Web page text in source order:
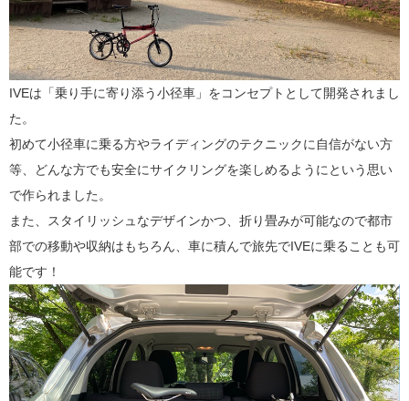
IVEは「乗り手に寄り添う小径車」をコンセプトとして開発されまし
た。
初めて小径車に乗る方やライディングのテクニックに自信がない方
等、どんな方でも安全にサイクリングを楽しめるようにという思い
で作られました。
また、スタイリッシュなデザインかつ、折り畳みが可能なので都市
部での移動や収納はもちろん、車に積んで旅先でIVEに乗ることも可
能です！